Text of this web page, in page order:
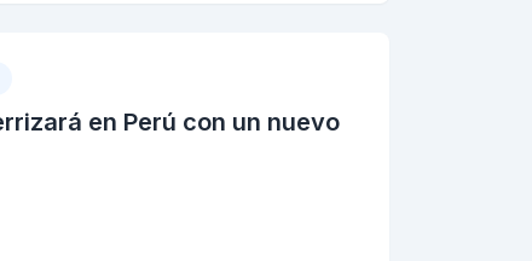
en Perú con un nuevo